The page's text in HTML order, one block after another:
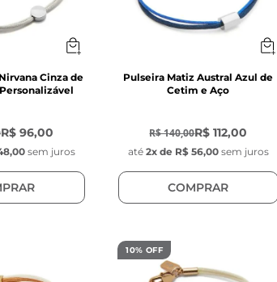
Cinza de
R$ 96,00
sem juros
Pulseira Matiz Austral Azul de
Cetim e Aço
R$ 140,00R$ 112,00
até 2x de R$ 56,00 sem juros
COMPRAR
10% OFF